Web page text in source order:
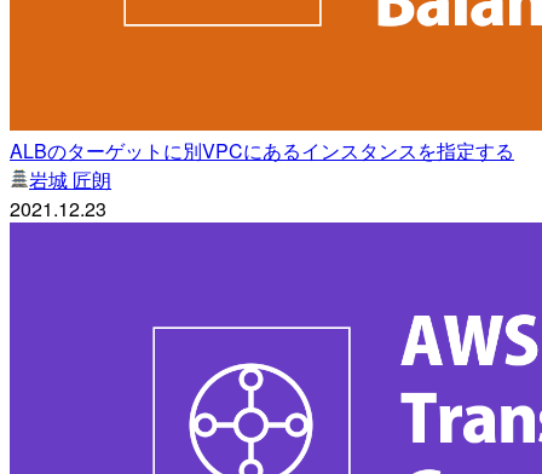
ALBのターゲットに別VPCにあるインスタンスを指定する
岩城 匠朗
2021.12.23